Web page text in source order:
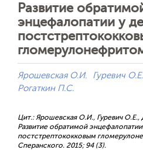
Развитие
энцефалопатии у
Ярошевская О.И. Гуревич О.Е.
Рогаткин П.С.
Цит.: Ярошевская О.И., Гуревич
Развитие обратимой
постстрептококковым
Сперанского. 2015; 94 (3).